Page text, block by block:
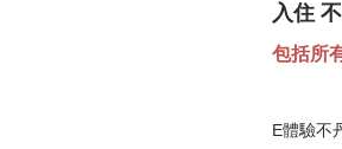
入住
包括所
E體驗不